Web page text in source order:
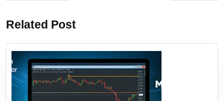
anterior: post:
Related Post